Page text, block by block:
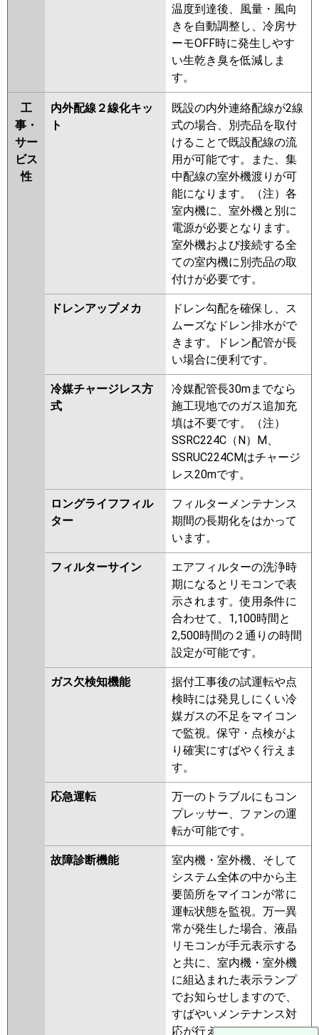
温度到達後、風量・風向
きを自動調整し、冷房サ
ーモOFF時に発生しやす
い生乾き臭を低減しま
す。
工
事・
サー
ビス
性
内外配線２線化キッ
ト
既設の内外連絡配線が2線
式の場合、別売品を取付
けることで既設配線の流
用が可能です。また、集
中配線の室外機渡りが可
能になります。（注）各
室内機に、室外機と別に
電源が必要となります。
室外機および接続する全
ての室内機に別売品の取
付けが必要です。
ドレンアップメカ
ドレン勾配を確保し、ス
ムーズなドレン排水がで
きます。ドレン配管が長
い場合に便利です。
冷媒チャージレス方
式
冷媒配管長30mまでなら
施工現地でのガス追加充
填は不要です。（注）
SSRC224C（N）M、
SSRUC224CMはチャージ
レス20mです。
ロングライフフィル
ター
フィルターメンテナンス
期間の長期化をはかって
います。
フィルターサイン
エアフィルターの洗浄時
期になるとリモコンで表
示されます。使用条件に
合わせて、1,100時間と
2,500時間の２通りの時間
設定が可能です。
ガス欠検知機能
据付工事後の試運転や点
検時には発見しにくい冷
媒ガスの不足をマイコン
で監視。保守・点検がよ
り確実にすばやく行えま
す。
応急運転
万一のトラブルにもコン
プレッサー、ファンの運
転が可能です。
故障診断機能
室内機・室外機、そして
システム全体の中から主
要箇所をマイコンが常に
運転状態を監視。万一異
常が発生した場合、液晶
リモコンが手元表示する
と共に、室内機・室外機
に組込まれた表示ランプ
でお知らせしますので、
すばやいメンテナンス対
応が行えます。